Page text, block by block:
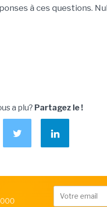
à ces questions.
a plu? Partagez le !